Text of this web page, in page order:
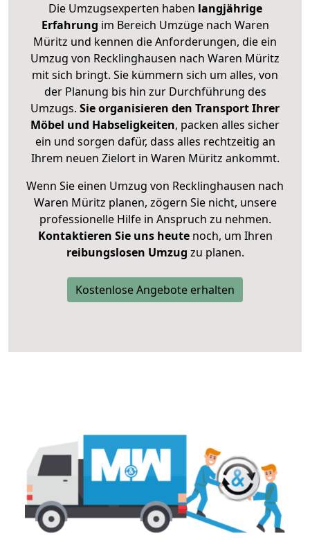
Die Umzugsexperten haben langjährige
Erfahrung im Bereich Umzüge nach Waren
Müritz und kennen die Anforderungen, die ein
Umzug von Recklinghausen nach Waren Müritz
mit sich bringt. Sie kümmern sich um alles, von
der Planung bis hin zur Durchführung des
Umzugs. Sie organisieren den Transport Ihrer
Möbel und Habseligkeiten, packen alles sicher
ein und sorgen dafür, dass alles rechtzeitig an
Ihrem neuen Zielort in Waren Müritz ankommt.
Wenn Sie einen Umzug von Recklinghausen nach
Waren Müritz planen, zögern Sie nicht, unsere
professionelle Hilfe in Anspruch zu nehmen.
Kontaktieren Sie uns heutenoch, um Ihren
reibungslosen Umzug zu planen.
Kostenlose Angebote erhalten